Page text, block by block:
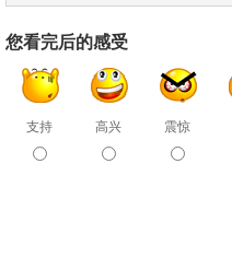
您看完后的感受
支持 高兴 震惊